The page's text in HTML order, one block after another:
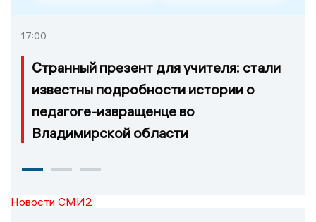
17:00
Странный презент для учителя: стали
известны подробности истории о
педагоге-извращенце во
Владимирской области
Новости СМИ2